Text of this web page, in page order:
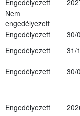
Engedélyezett
Nem
engedélyezett
Engedélyezett
30/
Engedélyezett
31/
Engedélyezett
30/
Engedélyezett